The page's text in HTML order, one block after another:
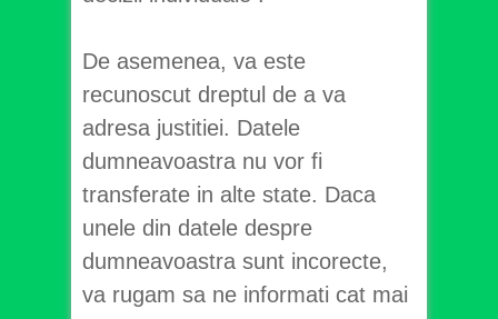
De asemenea, va este
recunoscut dreptul de a va
adresa justitiei. Datele
dumneavoastra nu vor fi
transferate in alte state. Daca
unele din datele despre
dumneavoastra sunt incorecte,
va rugam sa ne informati cat mai